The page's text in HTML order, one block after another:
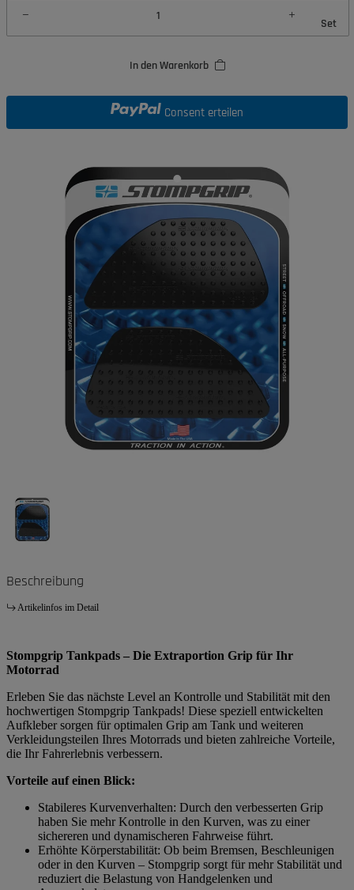
Set
In den Warenkorb
Consent erteilen
Beschreibung
Artikelinfos im Detail
Stompgrip Tankpads – Die Extraportion Grip für Ihr
Motorrad
Erleben Sie das nächste Level an Kontrolle und Stabilität mit den
hochwertigen Stompgrip Tankpads! Diese speziell entwickelten
Aufkleber sorgen für optimalen Grip am Tank und weiteren
Verkleidungsteilen Ihres Motorrads und bieten zahlreiche Vorteile,
die Ihr Fahrerlebnis verbessern.
Vorteile auf einen Blick:
Stabileres Kurvenverhalten: Durch den verbesserten Grip
haben Sie mehr Kontrolle in den Kurven, was zu einer
sichereren und dynamischeren Fahrweise führt.
Erhöhte Körperstabilität: Ob beim Bremsen, Beschleunigen
oder in den Kurven – Stompgrip sorgt für mehr Stabilität und
reduziert die Belastung von Handgelenken und